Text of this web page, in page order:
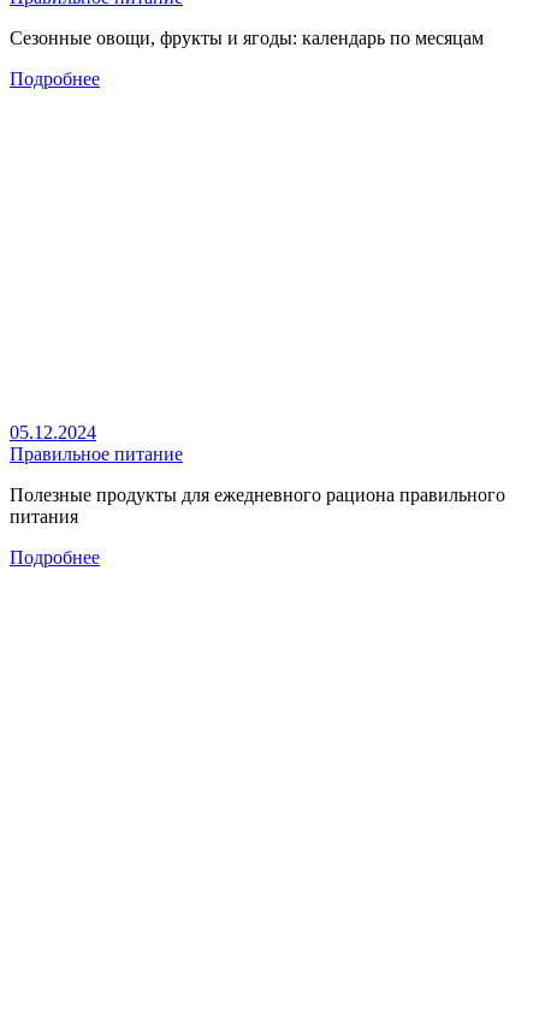
Сезонные овощи, фрукты и ягоды: календарь по месяцам
Подробнее
05.12.2024
Правильное питание
Полезные продукты для ежедневного рациона правильного
питания
Подробнее